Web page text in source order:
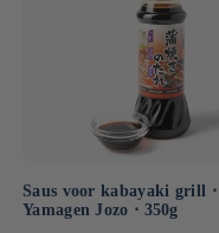
Saus voor kabayaki grill ⋅
Yamagen Jozo ⋅ 350g